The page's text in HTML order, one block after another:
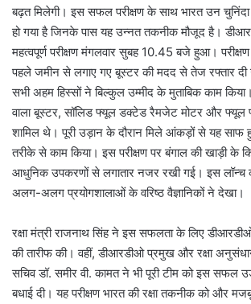
बढ़त मिलेगी। इस सफल परीक्षण के साथ भारत उन
हो गया है जिनके पास यह उन्नत तकनीक मौजूद है।
महत्वपूर्ण परीक्षण मंगलवार सुबह 10.45 बजे हुआ।
पहले जमीन से लगाए गए बूस्टर की मदद से तेज रफ्तार
सभी अहम हिस्सों ने बिल्कुल उम्मीद के मुताबिक काम
वाला बूस्टर, सॉलिड फ्यूल डक्टेड रैमजेट मोटर और फ्यूल
शामिल थे। पूरी उड़ान के दौरान मिले आंकड़ों से यह साफ
तरीके से काम किया। इस परीक्षण पर बंगाल की खाड़ी के
आधुनिक उपकरणों से लगातार नजर रखी गई। इस लॉन्च
अलग-अलग प्रयोगशालाओं के वरिष्ठ वैज्ञानिकों ने देखा।
रक्षा मंत्री राजनाथ सिंह ने इस सफलता के लिए
की तारीफ की। वहीं, डीआरडीओ प्रमुख और रक्षा
सचिव डॉ. समीर वी. कामत ने भी पूरी टीम को इस सफल
बधाई दी। यह परीक्षण भारत की रक्षा तकनीक को और